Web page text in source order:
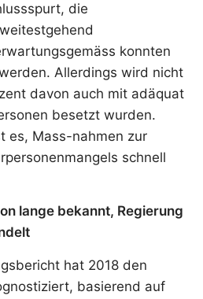
die
konnten
Allerdings wird nicht
davon auch mit adäquat
besetzt wurden.
es, Mass-nahmen zur
schnell
lange bekannt, Regierung
hat 2018 den
basierend auf